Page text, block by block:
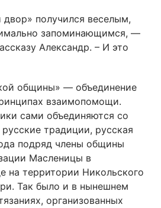
получился веселым,
запоминающимся, —
Александр. – И это
общины» — объединение
взаимопомощи.
сами объединяются со
традиции, русская
подряд члены общины
Масленицы в
на территории Никольского
Так было и в нынешнем
организованных